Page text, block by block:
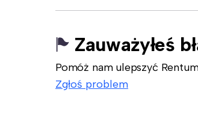
Zauważyłeś
Pomóż nam ulepszyć
Zgłoś problem